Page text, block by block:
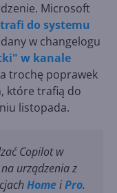
Microsoft
do systemu
w changelogu
w kanale
trochę poprawek
które trafią do
listopada.
Copilot w
urządzenia z
HomeiPro.